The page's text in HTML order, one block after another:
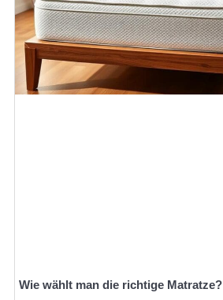
Wie wählt man die richtige Matratze?